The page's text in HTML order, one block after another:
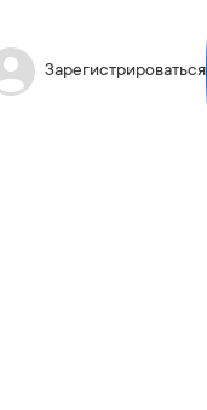
Зарегистрироваться